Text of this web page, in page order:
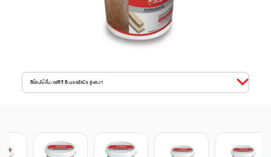
สีย้อมไม้พื้น เอสซีจี สีเนเชอรัลบีช สูตรเงา